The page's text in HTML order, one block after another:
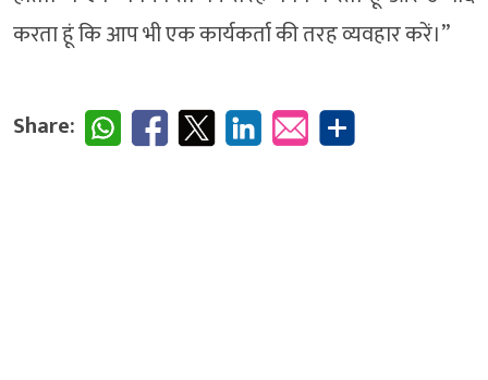
करता हूं कि आप भी एक कार्यकर्ता की तरह व्यवहार करें।”
Share: